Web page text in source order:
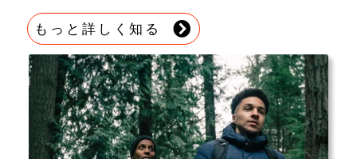
もっと詳しく知る